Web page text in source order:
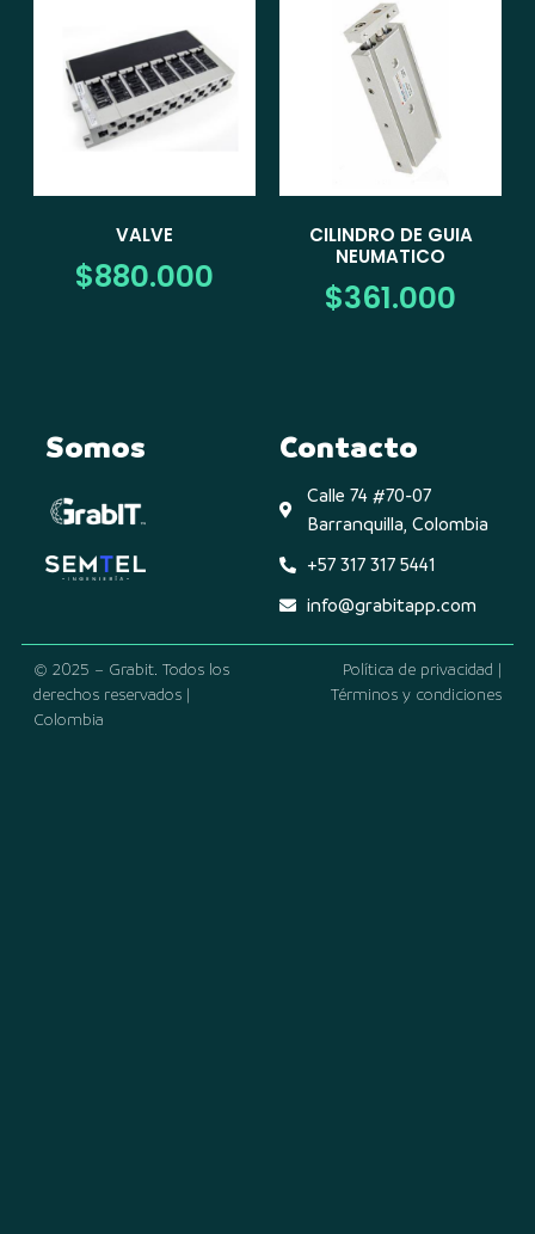
VALVE
$880.000
CILINDRO DE GUIA
NEUMATICO
$361.000
Somos Contacto
Calle 74 #70-07
Barranquilla, Colombia
+57 317 317 5441
info@grabitapp.com
© 2025 – Grabit. Todos los
derechos reservados |
Colombia
Política de privacidad |
Términos y condiciones